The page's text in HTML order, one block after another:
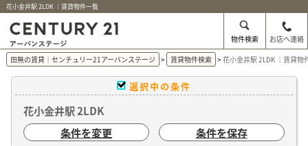
花小金井駅 2LDK ｜賃貸物件一覧
物件検索
お店へ連絡
田無の賃貸｜センチュリー21アーバンステージ
賃貸物件検索 花小金井駅 2LDK ｜賃貸物
選択中の条件
花小金井駅 2LDK
条件を変更
条件を保存